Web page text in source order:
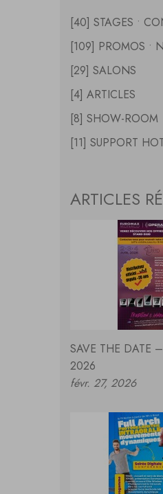
[40] STAGES •
[109] PROMOS •
[29] SALONS
[4] ARTICLES
[8] SHOW-ROOM
[11] SUPPORT
ARTICLES
SAVE THE DATE
2026
févr. 27, 2026